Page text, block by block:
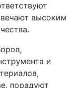
высоким
и
порадуют